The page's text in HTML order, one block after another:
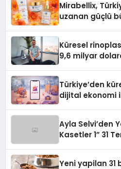
Mirabellix,
uzanan güçlü
Küresel
9,6 milyar
Türkiye’den
dijital ekonomi
Ayla Selvi’den
Kasetler 1” 31
Yeni yapilan 31